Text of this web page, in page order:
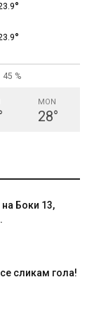
°
°
45 %
MON
28°
Боки 13,
сликам гола!